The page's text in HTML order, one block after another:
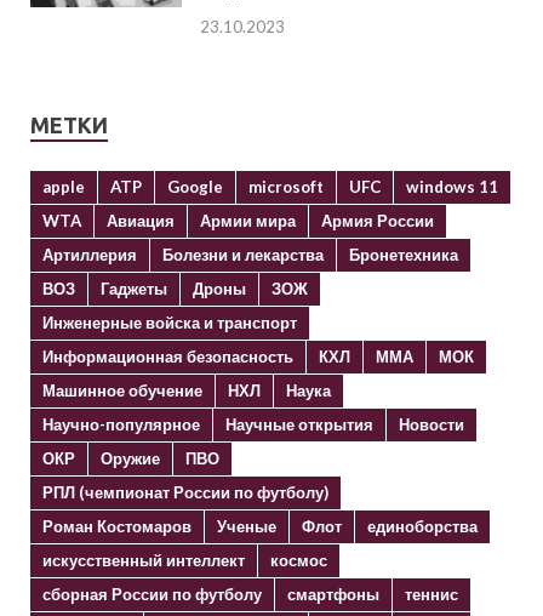
23.10.2023
МЕТКИ
apple ATP Google microsoft UFC
windows 11
WTA
Авиация Армии мира
Армия России
Артиллерия
Болезни и лекарства
Бронетехника
ВОЗ
Гаджеты Дроны
ЗОЖ
Инженерные войска и транспорт
Информационная безопасность
КХЛ ММА
МОК
Машинное обучение
НХЛ
Наука
Научно-популярное
Научные открытия
Новости
ОКР
Оружие
ПВО
РПЛ (чемпионат России по футболу)
Роман Костомаров
Ученые Флот
единоборства
искусственный интеллект
космос
сборная России по футболу
смартфоны
теннис